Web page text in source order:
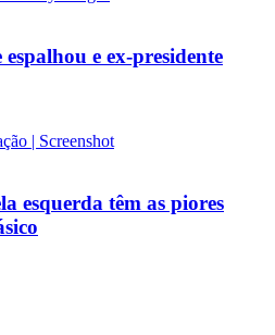
e ex-presidente
esquerda têm as piores